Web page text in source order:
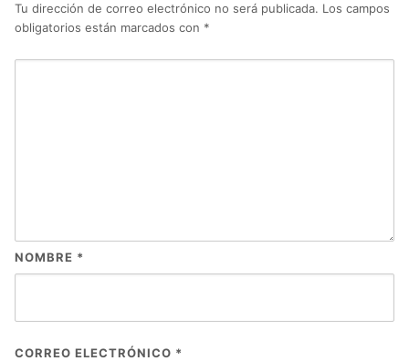
Tu dirección de correo electrónico no será publicada. Los campos
obligatorios están marcados con *
NOMBRE *
CORREO ELECTRÓNICO *